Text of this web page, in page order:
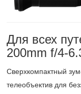
Для всех
200mm f/4-
Сверхкомпактный
телеобъектив для